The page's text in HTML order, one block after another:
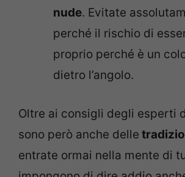
nude. Evitate
perché il rischio di
proprio perché è un
dietro l’angolo.
Oltre ai consigli degli esperti
sono però anche delle
entrate ormai nella mente di